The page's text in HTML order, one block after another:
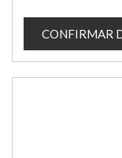
CONFIRMAR